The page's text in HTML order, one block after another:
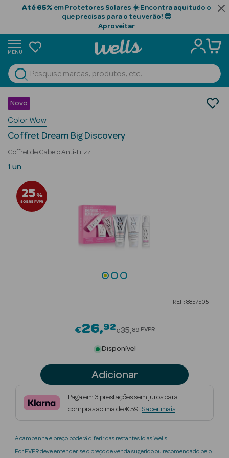
Até 65% em Protetores Solares ☀️ Encontra aqui tudo o
que precisas para o teu verão! 😎
Aproveitar
MENU
Ver Tudo
Beauty Season
Cabelo
Beauty Season
Beauty Season
Cosmética
Beauty Season
Beauty Season
Beauty Season
Beauty Season
Beauty Season
Cabelo
Coffrets
Novo
Color Wow
Coffret Dream Big Discovery
Coffret de Cabelo Anti‑Frizz
1 un
25%
SOBRE PVPR
REF: 8857505
€26 92Price reduced from
€35 89 PVPR
Disponível
Adicionar
Paga em 3 prestações sem juros para
compras acima de € 59. Saber mais
A campanha e preço poderá diferir das restantes lojas Wells.
Por PVPR deve entender-se o preço de venda sugerido ou recomendado pelo